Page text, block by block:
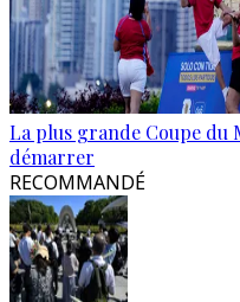
La plus grande Coupe du
démarrer
RECOMMANDÉ